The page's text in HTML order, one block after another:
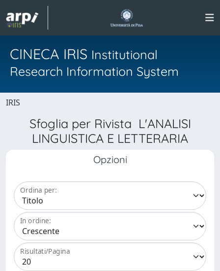
CINECA IRIS Institutional
Research Information System
IRIS
Sfoglia per Rivista L'ANALISI
LINGUISTICA E LETTERARIA
Opzioni
Ordina per:
In ordine:
Risultati/Pagina